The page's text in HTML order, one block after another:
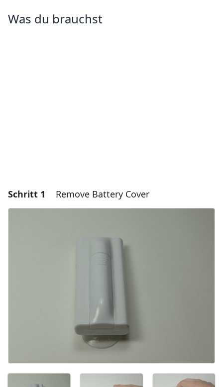
Was du brauchst
Schritt 1 Remove Battery Cover